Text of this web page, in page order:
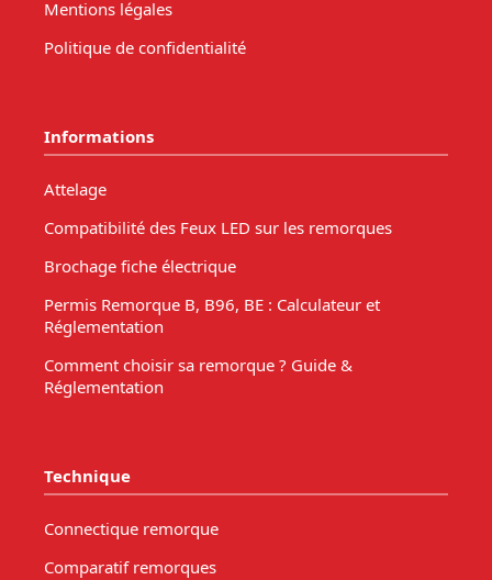
Mentions légales
Politique de confidentialité
Informations
Attelage
Compatibilité des Feux LED sur les remorques
Brochage fiche électrique
Permis Remorque B, B96, BE : Calculateur et
Réglementation
Comment choisir sa remorque ? Guide &
Réglementation
Technique
Connectique remorque
Comparatif remorques